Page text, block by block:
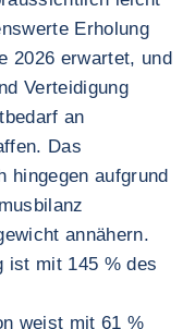
Erholung
2026 erwartet, und
Verteidigung
an
Das
hingegen aufgrund
annähern.
ist mit 145 % des
weist mit 61 %